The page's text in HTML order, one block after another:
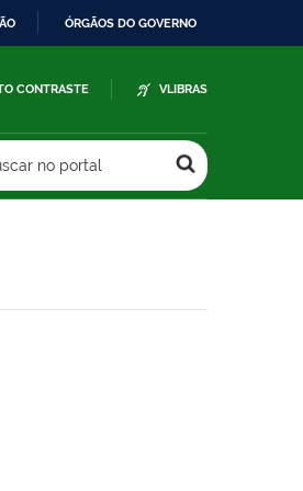
ÓRGÃOS DO GOVERNO
CONTRASTE VLIBRAS
no portal